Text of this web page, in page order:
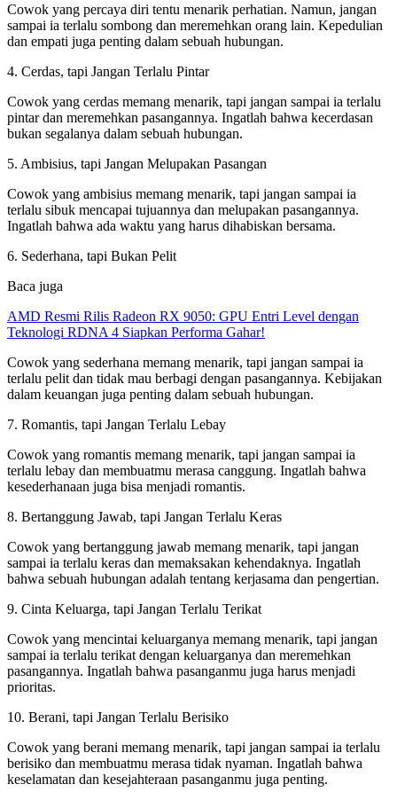
Cowok yang percaya diri tentu menarik perhatian. Namun, jangan
sampai ia terlalu sombong dan meremehkan orang lain. Kepedulian
dan empati juga penting dalam sebuah hubungan.
4. Cerdas, tapi Jangan Terlalu Pintar
Cowok yang cerdas memang menarik, tapi jangan sampai ia terlalu
pintar dan meremehkan pasangannya. Ingatlah bahwa kecerdasan
bukan segalanya dalam sebuah hubungan.
5. Ambisius, tapi Jangan Melupakan Pasangan
Cowok yang ambisius memang menarik, tapi jangan sampai ia
terlalu sibuk mencapai tujuannya dan melupakan pasangannya.
Ingatlah bahwa ada waktu yang harus dihabiskan bersama.
6. Sederhana, tapi Bukan Pelit
Baca juga
AMD Resmi Rilis Radeon RX 9050: GPU Entri Level dengan
Teknologi RDNA 4 Siapkan Performa Gahar!
Cowok yang sederhana memang menarik, tapi jangan sampai ia
terlalu pelit dan tidak mau berbagi dengan pasangannya. Kebijakan
dalam keuangan juga penting dalam sebuah hubungan.
7. Romantis, tapi Jangan Terlalu Lebay
Cowok yang romantis memang menarik, tapi jangan sampai ia
terlalu lebay dan membuatmu merasa canggung. Ingatlah bahwa
kesederhanaan juga bisa menjadi romantis.
8. Bertanggung Jawab, tapi Jangan Terlalu Keras
Cowok yang bertanggung jawab memang menarik, tapi jangan
sampai ia terlalu keras dan memaksakan kehendaknya. Ingatlah
bahwa sebuah hubungan adalah tentang kerjasama dan pengertian.
9. Cinta Keluarga, tapi Jangan Terlalu Terikat
Cowok yang mencintai keluarganya memang menarik, tapi jangan
sampai ia terlalu terikat dengan keluarganya dan meremehkan
pasangannya. Ingatlah bahwa pasanganmu juga harus menjadi
prioritas.
10. Berani, tapi Jangan Terlalu Berisiko
Cowok yang berani memang menarik, tapi jangan sampai ia terlalu
berisiko dan membuatmu merasa tidak nyaman. Ingatlah bahwa
keselamatan dan kesejahteraan pasanganmu juga penting.